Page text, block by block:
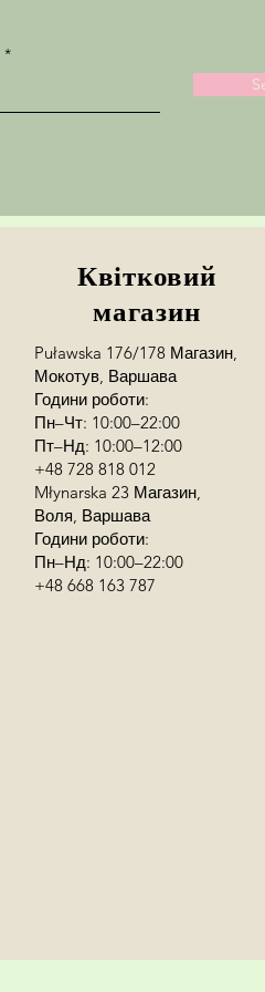
Квітковий
магазин
Puławska 176/178 Магазин,
Мокотув, Варшава
Години роботи:
Пн–Чт: 10:00–22:00
Пт–Нд: 10:00–12:00
+48 728 818 012
Młynarska 23 Магазин,
Воля, Варшава
Години роботи:
Пн–Нд: 10:00–22:00
+48 668 163 787